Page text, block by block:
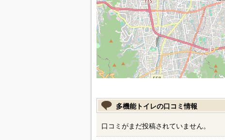
多機能トイレの口コミ情報
口コミがまだ投稿されていません。